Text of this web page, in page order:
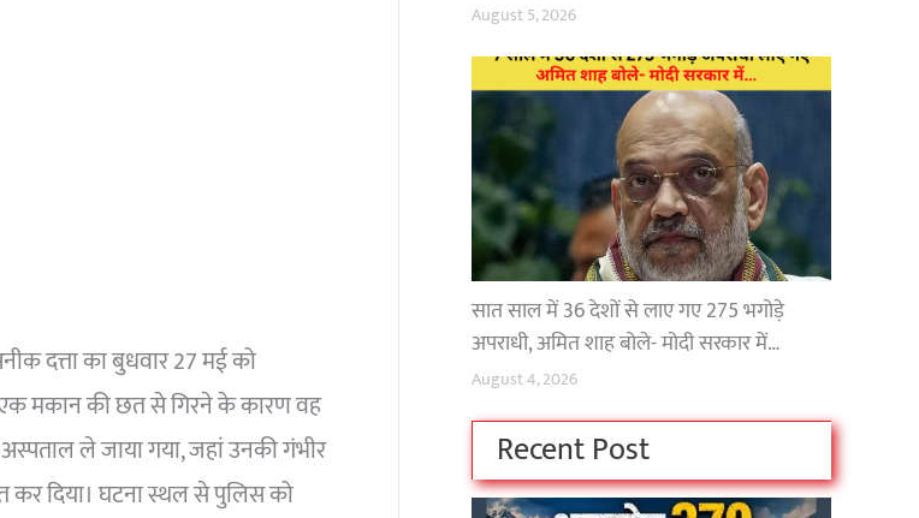
दत्ता का बुधवार 27 मई को
एक मकान की छत से गिरने के कारण वह
ले जाया गया, जहां उनकी गंभीर
कर दिया। घटना स्थल से पुलिस को
August 5, 2026
सात साल में 36 देशों से लाए गए 275 भगोड़े
अपराधी, अमित शाह बोले- मोदी सरकार में…
August 4, 2026
Recent Post